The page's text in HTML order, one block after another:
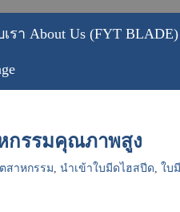
เรา About Us (FYT BLADE)
กรรมคุณภาพสูง
สาหกรรม, นำเข้าใบมีดไฮสปีด, ใบ